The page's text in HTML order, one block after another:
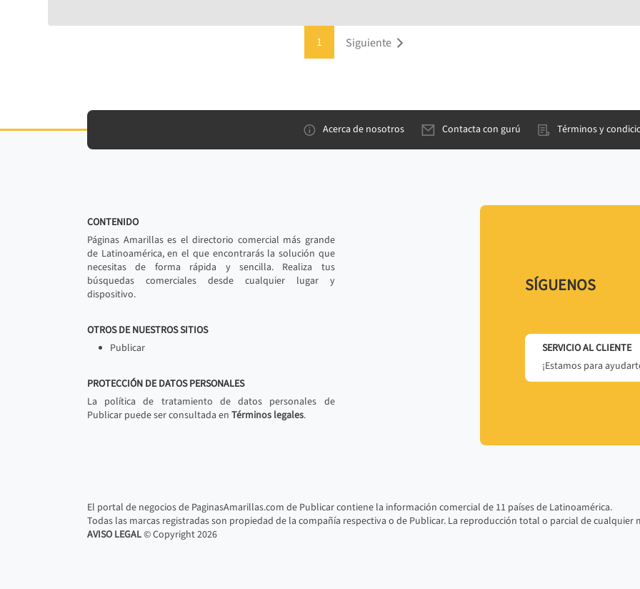
1(current)Siguiente
Acerca de nosotros Contacta con gurú Términos y
CONTENIDO
Páginas Amarillas es el directorio comercial más grande
de Latinoamérica, en el que encontrarás la solución que
necesitas de forma rápida y sencilla. Realiza tus
búsquedas comerciales desde cualquier lugar y
dispositivo.
OTROS DE NUESTROS SITIOS
Publicar
PROTECCIÓN DE DATOS PERSONALES
La política de tratamiento de datos personales de
Publicar puede ser consultada en Términos legales.
SÍGUENOS
SERVICIO AL CLIENTE
¡Estamos para
El portal de negocios de PaginasAmarillas.com de Publicar contiene la información comercial de 11 países de Latinoamérica.
Todas las marcas registradas son propiedad de la compañía respectiva o de Publicar. La reproducción total o parcial de
AVISO LEGAL© Copyright2026